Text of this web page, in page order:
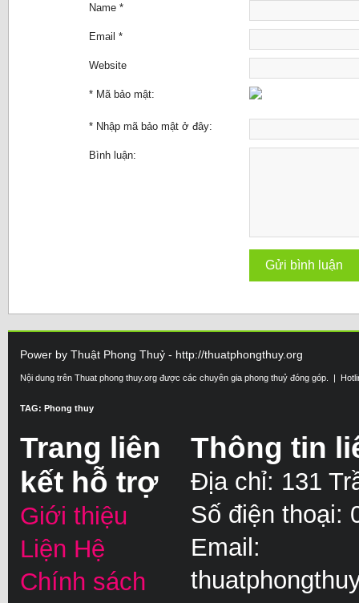
Name *
Email *
Website
* Mã bảo mật:
* Nhập mã bảo mật ở đây:
Bình luận:
Power by Thuật Phong Thuỷ - http://thuatphongthuy.org
Nội dung trên Thuat phong thuy.org được các chuyên gia phong thuỷ đóng góp. |
TAG: Phong thuy
Trang liên
kết hỗ trợ
Giới thiệu
Liện Hệ
Chính sách
Thông tin
Địa chỉ: 131
Số điện thoại:
Email: